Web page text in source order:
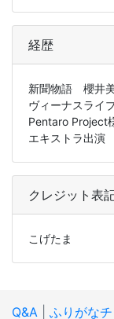
経歴
新聞物語 櫻井
ヴィーナスライ
Pentaro Project
エキストラ出演
クレジット表
こげたま
Q&A ふりがな